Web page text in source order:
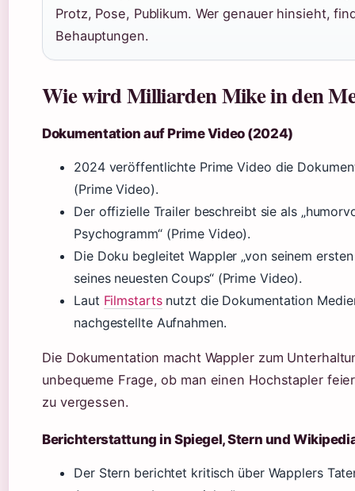
Protz, Pose, Publikum. Wer genauer hinsieht,
Behauptungen.
Wie wird Milliarden Mike in den
Dokumentation auf Prime Video (2024)
2024 veröffentlichte Prime Video die
(Prime Video).
Der offizielle Trailer beschreibt sie als
Psychogramm“ (Prime Video).
Die Doku begleitet Wappler „von seinem
seines neuesten Coups“ (Prime Video).
Laut Filmstartsnutzt die Dokumentation
nachgestellte Aufnahmen.
Die Dokumentation macht Wappler zum
unbequeme Frage, ob man einen Hochstapler
zu vergessen.
Berichterstattung in Spiegel, Stern und
Der Stern berichtet kritisch über Wapplers